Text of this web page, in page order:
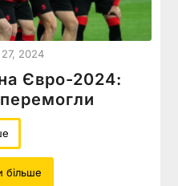
2024
Євро-2024:
більше